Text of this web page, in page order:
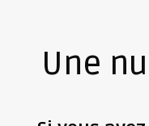
Une